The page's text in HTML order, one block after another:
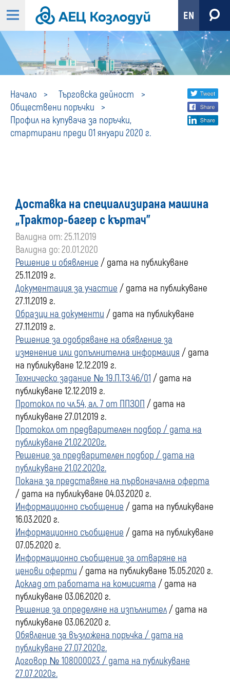
EN
Начало
Търговска дейност
Обществени поръчки
Профил на купувача за поръчки,
стартирани преди 01 януари 2020 г.
Профил
на
поръчки,
стартирани
01
януари
2020
г.
Share
social
Доставка на специализирана машина
„Трактор-багер с къртач”
Валидна от: 25.11.2019
Валидна до: 20.01.2020
Решение и обявление / дата на публикуване
25.11.2019 г.
Документация за участие / дата на публикуване
27.11.2019 г.
Образци на документи / дата на публикуване
27.11.2019 г.
Решение за одобряване на обявление за
изменение или допълнителна информация / дата
на публикуване 12.12.2019 г.
Техническо задание № 19.П.ТЗ.46/01 / дата на
публикуване 12.12.2019 г.
Протокол по чл.54, ал. 7 от ППЗОП / дата на
публикуване 27.01.2019 г.
Протокол от предварителен подбор / дата на
публикуване 21.02.2020г.
Решение за предварителен подбор / дата на
публикуване 21.02.2020г.
Покана за представяне на първоначална оферта
/ дата на публикуване 04.03.2020 г.
Информационно съобщение / дата на публикуване
16.03.2020 г.
Информационно съобщение / дата на публикуване
07.05.2020 г.
Информационно съобщение за отваряне на
ценови оферти / дата на публикуване 15.05.2020 г.
Доклад от работата на комисията / дата на
публикуване 03.06.2020 г.
Решение за определяне на изпълнител/ дата на
публикуване 03.06.2020 г.
Обявление за възложена поръчка / дата на
публикуване 27.07.2020г.
Договор № 108000023 / дата на публикуване
27.07.2020г.